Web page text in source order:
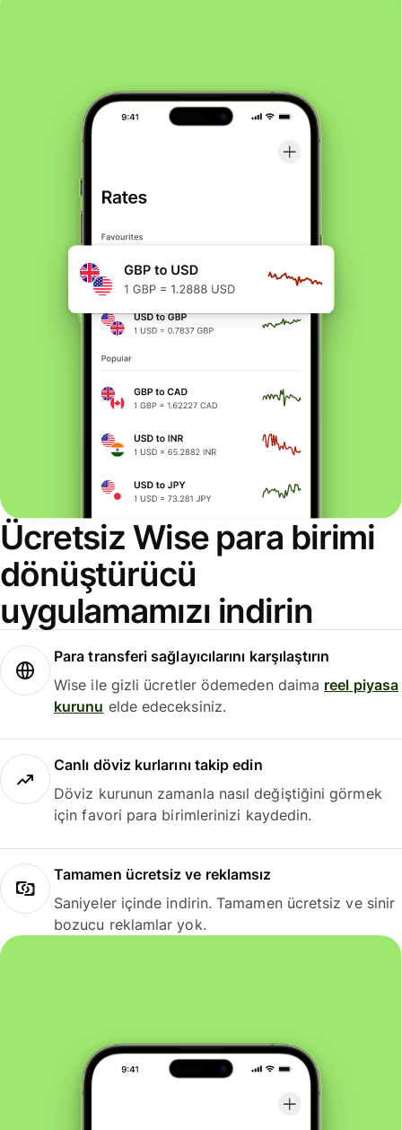
Ücretsiz Wise para birimi
dönüştürücü
uygulamamızı indirin
Para transferi sağlayıcılarını karşılaştırın
Wise ile gizli ücretler ödemeden daima reel piyasa
kurunu elde edeceksiniz.
Canlı döviz kurlarını takip edin
Döviz kurunun zamanla nasıl değiştiğini görmek
için favori para birimlerinizi kaydedin.
Tamamen ücretsiz ve reklamsız
Saniyeler içinde indirin. Tamamen ücretsiz ve sinir
bozucu reklamlar yok.